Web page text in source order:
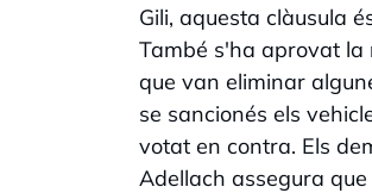
Gili, aquesta clàusula
També s'ha aprovat la
que van eliminar
se sancionés els
votat en contra. Els
Adellach assegura